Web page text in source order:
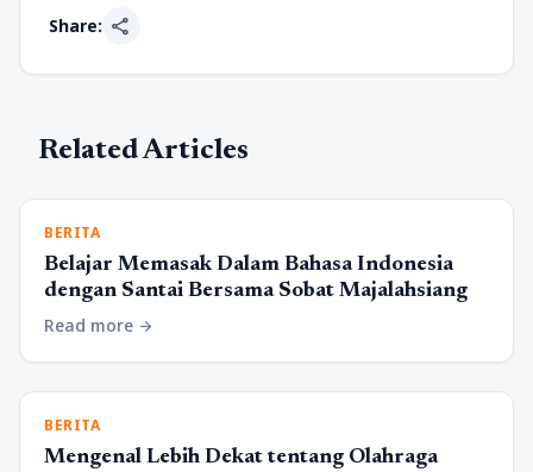
Share: share
Related Articles
BERITA
Belajar Memasak Dalam Bahasa Indonesia
dengan Santai Bersama Sobat Majalahsiang
Read more arrow_forward
BERITA
Mengenal Lebih Dekat tentang Olahraga